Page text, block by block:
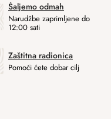
Šaljemo odmah
Narudžbe zaprimljene do
12:00 sati
Zaštitna radionica
Pomoći ćete dobar cilj